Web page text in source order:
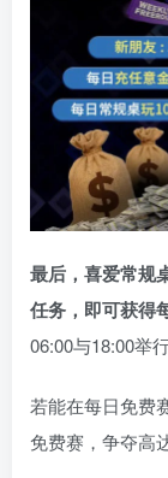
最后，喜爱常规
任务，即可获得
06:00与18:00举行
若能在每日免费
免费赛，争夺高